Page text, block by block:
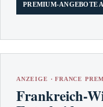
PREMIUM-ANGEBOTE
ANZEIGE · FRANCE
Frankreich-